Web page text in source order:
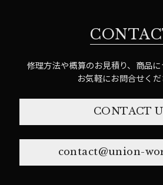
修理方法や概算のお見積り、商品
お気軽にお問合せくだ
CONTACT
contact@union-